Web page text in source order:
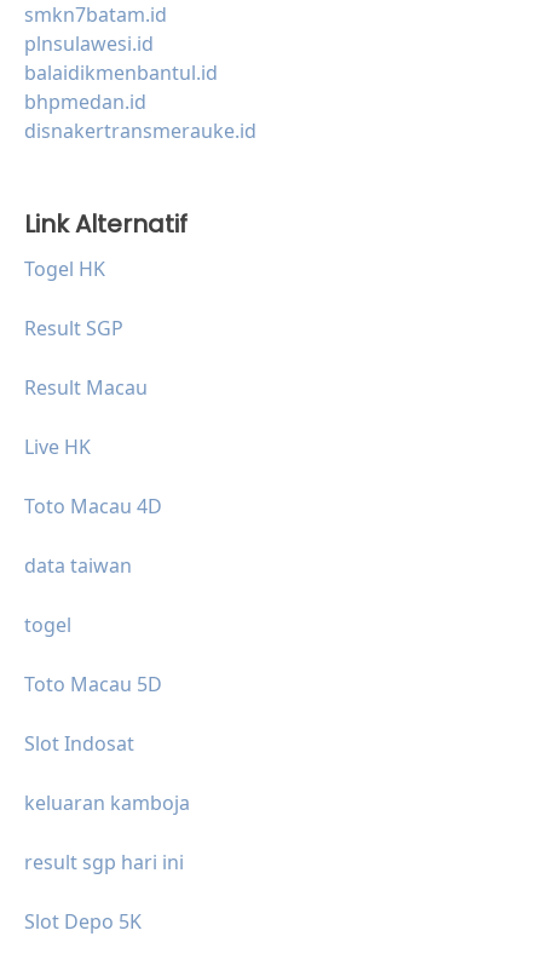
smkn7batam.id
plnsulawesi.id
balaidikmenbantul.id
bhpmedan.id
disnakertransmerauke.id
Link Alternatif
Togel HK
Result SGP
Result Macau
Live HK
Toto Macau 4D
data taiwan
togel
Toto Macau 5D
Slot Indosat
keluaran kamboja
result sgp hari ini
Slot Depo 5K